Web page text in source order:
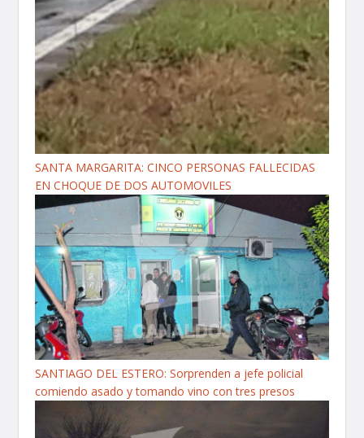
SANTA MARGARITA: CINCO PERSONAS FALLECIDAS
EN CHOQUE DE DOS AUTOMOVILES
SANTIAGO DEL ESTERO: Sorprenden a jefe policial
comiendo asado y tomando vino con tres presos